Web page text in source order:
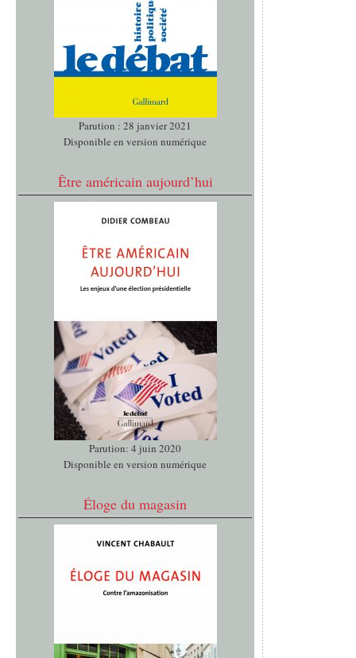
Parution : 28 janvier 2021
Disponible en version numérique
Être américain aujourd’hui
Parution: 4 juin 2020
Disponible en version numérique
Éloge du magasin